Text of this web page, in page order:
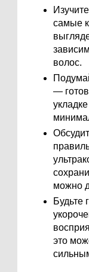
самые
волос.
—
можно
Будьте
это